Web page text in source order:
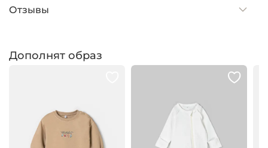
Отзывы
Дополнят образ